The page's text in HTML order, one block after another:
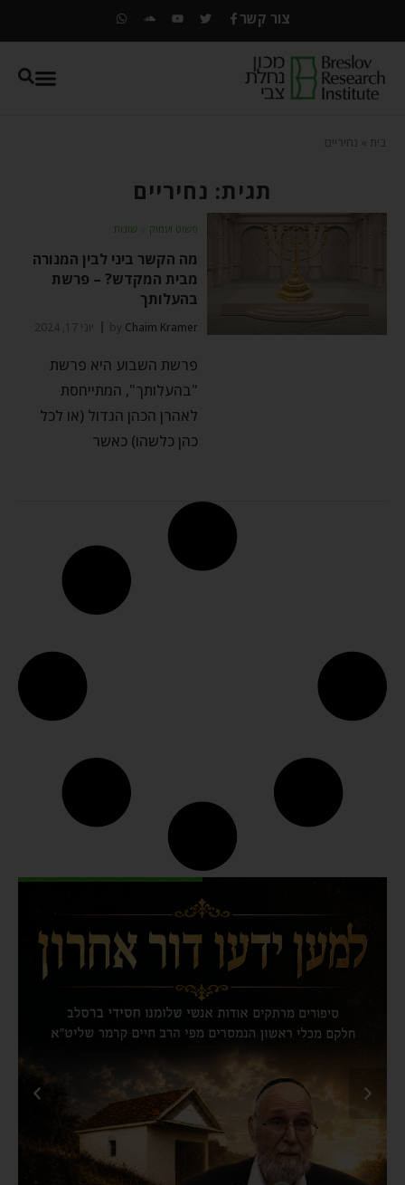
צור קשר
בית נחיריים
תגית: נחיריים
פשוט ועמוק ⬦ שונות
מה הקשר ביני לבין המנורה
מבית המקדש? – פרשת
בהעלותך
by Chaim Kramer יוני 17, 2024
פרשת השבוע היא פרשת
"בהעלותך", המתייחסת
לאהרן הכהן הגדול (או לכל
כהן כלשהו) כאשר